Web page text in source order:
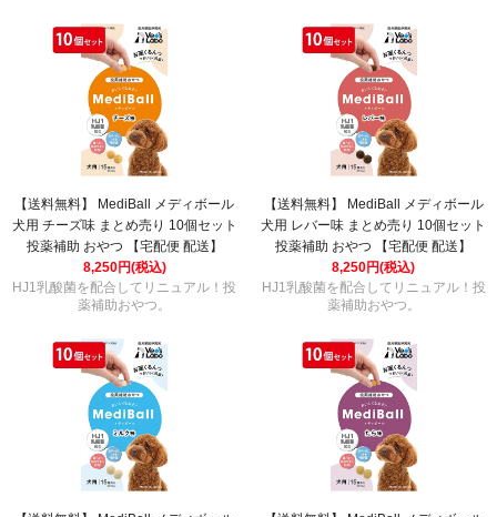
【送料無料】 MediBall メディボール
犬用 チーズ味 まとめ売り 10個セット
投薬補助 おやつ 【宅配便 配送】
8,250円(税込)
HJ1乳酸菌を配合してリニュアル！投
薬補助おやつ。
【送料無料】 MediBall メディボール
犬用 レバー味 まとめ売り 10個セット
投薬補助 おやつ 【宅配便 配送】
8,250円(税込)
HJ1乳酸菌を配合してリニュアル！投
薬補助おやつ。